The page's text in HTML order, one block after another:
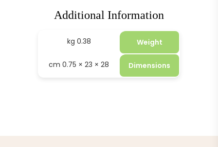
Additional Information
Weight
0.38 kg
Dimensions
28 × 23 × 0.75 cm